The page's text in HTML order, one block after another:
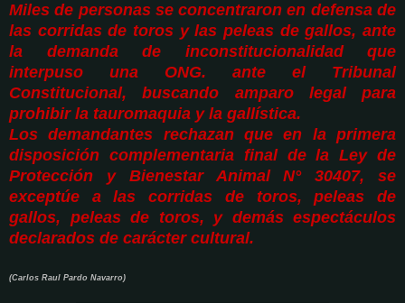
Miles de personas se concentraron en defensa de
las corridas de toros y las peleas de gallos, ante
la demanda de inconstitucionalidad que
interpuso una ONG. ante el Tribunal
Constitucional, buscando amparo legal para
prohibir la tauromaquia y la gallística.
Los demandantes rechazan que en la primera
disposición complementaria final de la Ley de
Protección y Bienestar Animal N° 30407, se
exceptúe a las corridas de toros, peleas de
gallos, peleas de toros, y demás espectáculos
declarados de carácter cultural.
(Carlos Raul Pardo Navarro)